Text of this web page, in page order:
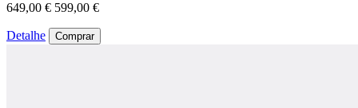
649,00 € 599,00 €
Detalhe Comprar